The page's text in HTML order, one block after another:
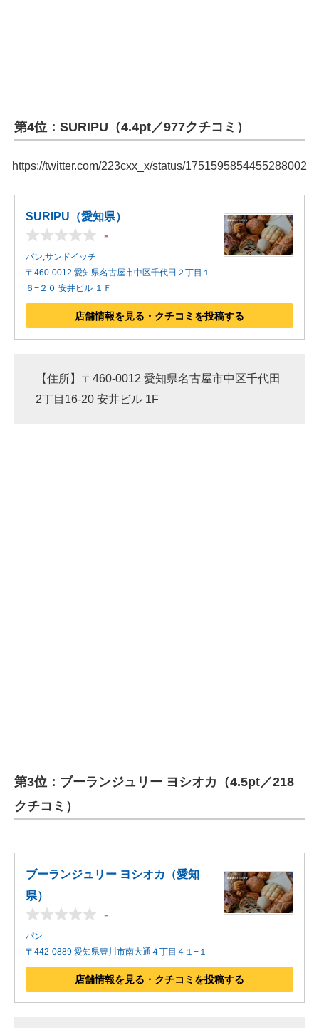
第4位：SURIPU（4.4pt／977クチコミ）
https://twitter.com/223cxx_x/status/1751595854455288002
SURIPU（愛知県）
-
パン,サンドイッチ
〒460-0012 愛知県名古屋市中区千代田２丁目１
６−２０ 安井ビル １Ｆ
店舗情報を見る・クチコミを投稿する
【住所】〒460-0012 愛知県名古屋市中区千代田
2丁目16-20 安井ビル 1F
第3位：ブーランジュリー ヨシオカ（4.5pt／218
クチコミ）
ブーランジュリー ヨシオカ（愛知
県）
-
パン
〒442-0889 愛知県豊川市南大通４丁目４１−１
店舗情報を見る・クチコミを投稿する